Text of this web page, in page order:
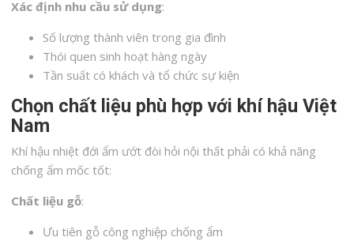
Xác định nhu cầu sử dụng:
Số lượng thành viên trong gia đình
Thói quen sinh hoạt hàng ngày
Tần suất có khách và tổ chức sự kiện
Chọn chất liệu phù hợp với khí hậu Việt
Nam
Khí hậu nhiệt đới ẩm ướt đòi hỏi nội thất phải có khả năng
chống ẩm mốc tốt:
Chất liệu gỗ:
Ưu tiên gỗ công nghiệp chống ẩm